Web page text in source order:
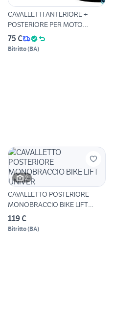
CAVALLETTI ANTERIORE +
POSTERIORE PER MOTO
(SUPPOR
75 €
Bitritto(BA)
2
CAVALLETTO POSTERIORE
MONOBRACCIO BIKE LIFT
UNIVER
119 €
Bitritto(BA)